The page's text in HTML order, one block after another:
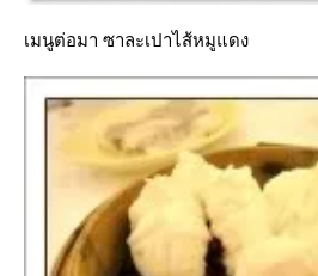
เมนูต่อมา ซาละเปาไส้หมูแดง